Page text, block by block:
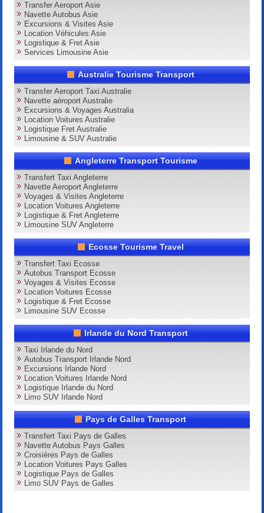
Transfer Aeroport Asie
Navette Autobus Asie
Excursions & Visites Asie
Location Véhicules Asie
Logistique & Fret Asie
Services Limousine Asie
Australie Tourisme Transport
Transfer Aeroport Taxi Australie
Navette aéroport Australie
Excursions & Voyages Australia
Location Voitures Australie
Logistique Fret Australie
Limousine & SUV Australie
Angleterre Transport Tourisme
Transfert Taxi Angleterre
Navette Aeroport Angleterre
Voyages & Visites Angleterre
Location Voitures Angleterre
Logistique & Fret Angleterre
Limousine SUV Angleterre
Ecosse Tourisme Travel
Transfert Taxi Ecosse
Autobus Transport Ecosse
Voyages & Visites Ecosse
Location Voitures Ecosse
Logistique & Fret Ecosse
Limousine SUV Ecosse
Irlande du Nord Transport
Taxi Irlande du Nord
Autobus Transport Irlande Nord
Excursions Irlande Nord
Location Voitures Irlande Nord
Logistique Irlande du Nord
Limo SUV Irlande Nord
Pays de Galles Transport
Transfert Taxi Pays de Galles
Navette Autobus Pays Galles
Croisières Pays de Galles
Location Voitures Pays Galles
Logistique Pays de Galles
Limo SUV Pays de Galles